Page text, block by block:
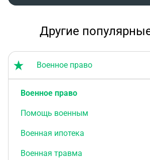
Другие
Военное право
Военное право
Помощь военным
Военная ипотека
Военная травма